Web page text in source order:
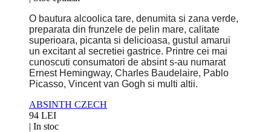
O bautura alcoolica tare, denumita si zana verde,
preparata din frunzele de pelin mare, calitate
superioara, picanta si delicioasa, gustul amarui
un excitant al secretiei gastrice. Printre cei mai
cunoscuti consumatori de absint s-au numarat
Ernest Hemingway, Charles Baudelaire, Pablo
Picasso, Vincent van Gogh si multi altii.
ABSINTH CZECH
94 LEI
| In stoc